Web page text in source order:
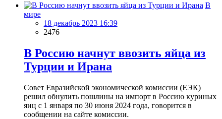
В
мире
18 декабрь 2023 16:39
2476
В Россию начнут ввозить яйца из
Турции и Ирана
Совет Евразийской экономической комиссии (ЕЭК)
решил обнулить пошлины на импорт в Россию куриных
яиц с 1 января по 30 июня 2024 года, говорится в
сообщении на сайте комиссии.